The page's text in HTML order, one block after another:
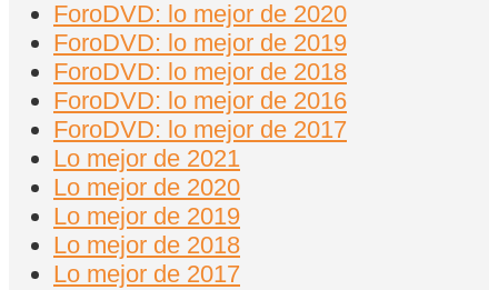
ForoDVD: lo mejor de 2020
ForoDVD: lo mejor de 2019
ForoDVD: lo mejor de 2018
ForoDVD: lo mejor de 2016
ForoDVD: lo mejor de 2017
Lo mejor de 2021
Lo mejor de 2020
Lo mejor de 2019
Lo mejor de 2018
Lo mejor de 2017